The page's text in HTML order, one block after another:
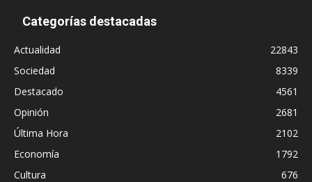
Categorías destacadas
Actualidad
22843
Sociedad
8339
Destacado
4561
Opinión
2681
Última Hora
2102
Economía
1792
Cultura
676